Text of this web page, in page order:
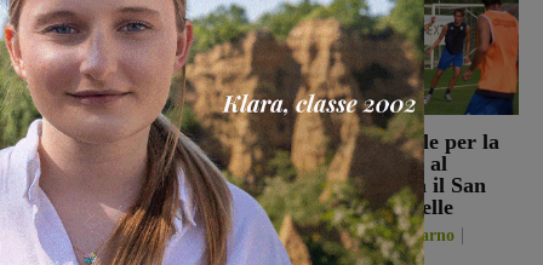
Reggello, i consiglieri di
opposizione: “La TARI
2026 resta più alta di
quella del 2022”
Politica 8 Agosto 2026
Prima stagionale per la
Sangiovannese, al
“Fedini” arriva il San
Donato Tavarnelle
San Giovanni Valdarno
8 Agosto 2026